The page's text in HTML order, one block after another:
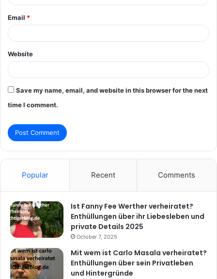
Email *
Website
Save my name, email, and website in this browser for the next
time I comment.
Popular Recent Comments
Ist Fanny Fee Werther verheiratet?
Enthüllungen über ihr Liebesleben und
private Details 2025
October 7, 2025
Mit wem ist Carlo Masala verheiratet?
Enthüllungen über sein Privatleben
und Hintergründe